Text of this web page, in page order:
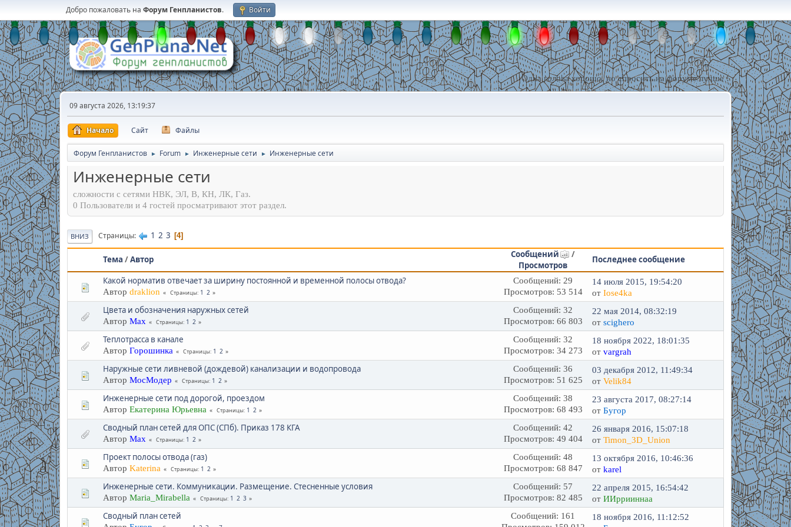
Добро пожаловать на Форум Генпланистов. Войти
Одна голова хорошо, но спросить на форуме лучше !
09 августа 2026, 13:19:37
Начало Сайт Файлы
Форум Генпланистов ► Forum ► Инженерные сети ► Инженерные сети
Инженерные сети
сложности с сетями НВК, ЭЛ, В, КН, ЛК, Газ.
0 Пользователи и 4 гостей просматривают этот раздел.
ВНИЗ Страницы 1 2 3 4
Тема /Автор
Сообщений
/
Просмотров
Последнее сообщение
Какой норматив отвечает за ширину постоянной и временной полосы отвода?
Автор draklion Страницы 1 2
Сообщений: 29
Просмотров: 53 514
14 июля 2015, 19:54:20
отIose4ka
Цвета и обозначения наружных сетей
Автор Max Страницы 1 2
Сообщений: 32
Просмотров: 66 803
22 мая 2014, 08:32:19
отscighero
Теплотрасса в канале
Автор Горошинка Страницы 1 2
Сообщений: 32
Просмотров: 34 273
18 ноября 2022, 18:01:35
отvargrah
Наружные сети ливневой (дождевой) канализации и водопровода
Автор МосМодер Страницы 1 2
Сообщений: 36
Просмотров: 51 625
03 декабря 2012, 11:49:34
отVelik84
Инженерные сети под дорогой, проездом
Автор Екатерина Юрьевна Страницы 1 2
Сообщений: 38
Просмотров: 68 493
23 августа 2017, 08:27:14
отБугор
Сводный план сетей для ОПС (СПб). Приказ 178 КГА
Автор Max Страницы 1 2
Сообщений: 42
Просмотров: 49 404
26 января 2016, 15:07:18
отTimon_3D_Union
Проект полосы отвода (газ)
Автор Katerina Страницы 1 2
Сообщений: 48
Просмотров: 68 847
13 октября 2016, 10:46:36
отkarel
Инженерные сети. Коммуникации. Размещение. Стесненные условия
Автор Maria_Mirabella Страницы 1 2 3
Сообщений: 57
Просмотров: 82 485
22 апреля 2015, 16:54:42
отИИррииннаа
Сводный план сетей
Сообщений: 161
18 ноября 2016, 11:12:52